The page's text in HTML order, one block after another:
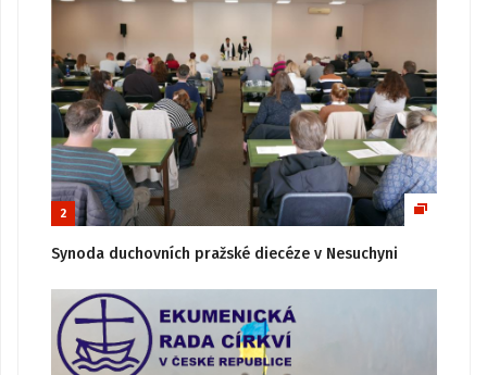
2
Synoda duchovních pražské diecéze v Nesuchyni